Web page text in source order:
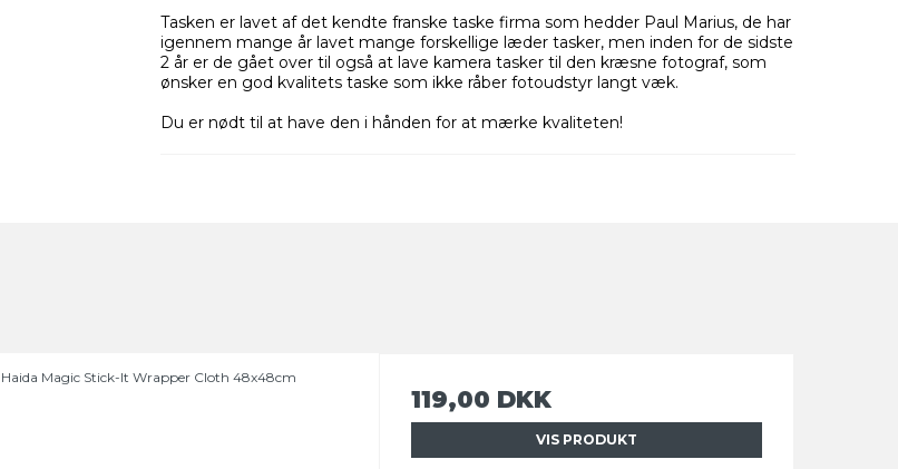
Tasken er lavet af det kendte franske taske firma som hedder Paul Marius, de har
igennem mange år lavet mange forskellige læder tasker, men inden for de sidste
2 år er de gået over til også at lave kamera tasker til den kræsne fotograf, som
ønsker en god kvalitets taske som ikke råber fotoudstyr langt væk.
Du er nødt til at have den i hånden for at mærke kvaliteten!
Haida Magic Stick-It Wrapper Cloth 48x48cm
119,00 DKK
VIS PRODUKT